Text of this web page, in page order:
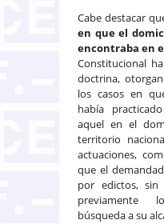
Cabe destacar
en que el
encontraba en
Constitucional
doctrina,
los casos en
había
aquel en el
territorio
actuaciones,
que el
por edictos,
previamente
búsqueda a su